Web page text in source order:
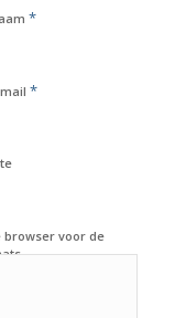
*
*
browser voor de